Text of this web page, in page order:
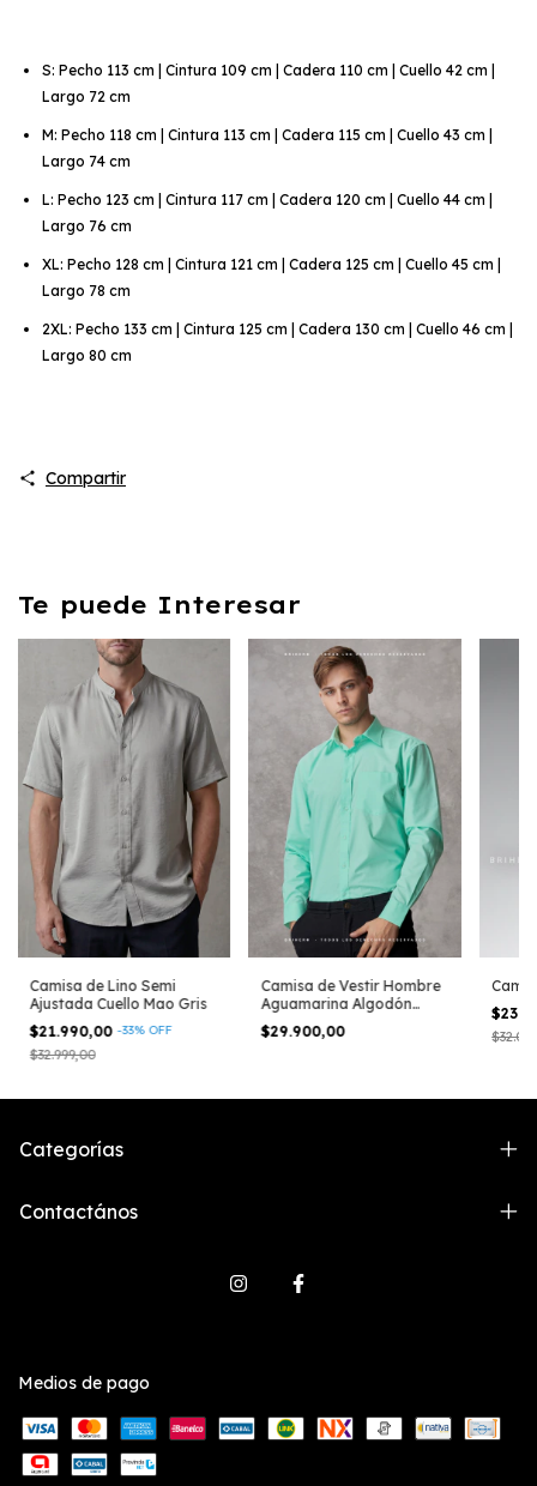
S: Pecho 113 cm | Cintura 109 cm | Cadera 110 cm | Cuello 42 cm |
Largo 72 cm
M: Pecho 118 cm | Cintura 113 cm | Cadera 115 cm | Cuello 43 cm |
Largo 74 cm
L: Pecho 123 cm | Cintura 117 cm | Cadera 120 cm | Cuello 44 cm |
Largo 76 cm
XL: Pecho 128 cm | Cintura 121 cm | Cadera 125 cm | Cuello 45 cm |
Largo 78 cm
2XL: Pecho 133 cm | Cintura 125 cm | Cadera 130 cm | Cuello 46 cm |
Largo 80 cm
Compartir
Te puede Interesar
Camisa de Lino Semi
Ajustada Cuello Mao Gris
$21.990,00-33% OFF
$32.999,00
Camisa de Vestir Hombre
Aguamarina Algodón
Poliéster Corte Clásico
$29.900,00
Categorías
Contactános
Medios de pago